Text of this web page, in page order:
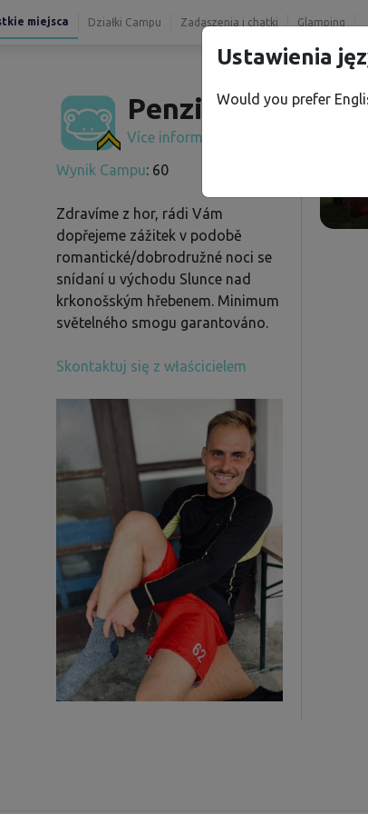
miejsca Działki Campu Zadaszenia i chatki Glamping
Penzion A.
Více informací
Wynik Campu: 60
Zdravíme z hor, rádi Vám
dopřejeme zážitek v podobě
romantické/dobrodružné noci se
snídaní u východu Slunce nad
krkonošským hřebenem. Minimum
světelného smogu garantováno.
Skontaktuj się z właścicielem
Ustawienia
Would you prefer